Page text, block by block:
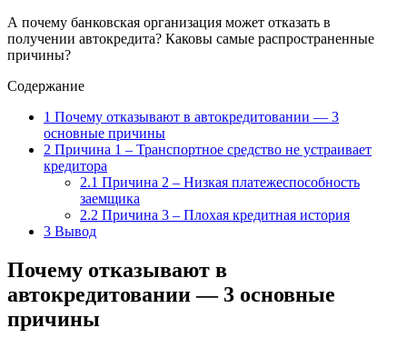
А почему банковская организация может отказать в
получении автокредита? Каковы самые распространенные
причины?
Содержание
1 Почему отказывают в автокредитовании — 3
основные причины
2 Причина 1 – Транспортное средство не устраивает
кредитора
2.1 Причина 2 – Низкая платежеспособность
заемщика
2.2 Причина 3 – Плохая кредитная история
3 Вывод
Почему отказывают в
автокредитовании — 3 основные
причины